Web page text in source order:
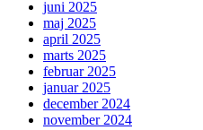
juni 2025
maj 2025
april 2025
marts 2025
februar 2025
januar 2025
december 2024
november 2024